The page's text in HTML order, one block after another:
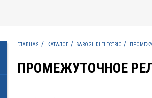
ГЛАВНАЯ КАТАЛОГ SAROGLIDI ELECTRIC
ПРОМЕЖУТОЧНОЕ